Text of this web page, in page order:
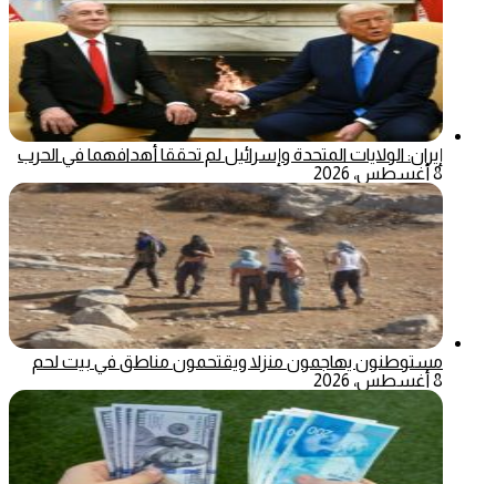
إيران: الولايات المتحدة وإسرائيل لم تحققا أهدافهما في الحرب
8 أغسطس، 2026
مستوطنون يهاجمون منزلا ويقتحمون مناطق في بيت لحم
8 أغسطس، 2026